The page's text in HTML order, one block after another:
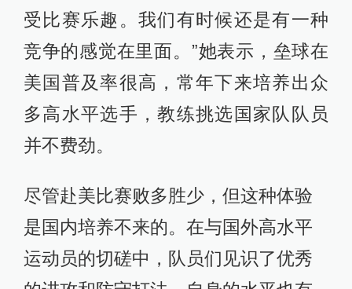
受比赛乐趣。我们有时候还是有一种
竞争的感觉在里面。”她表示，垒球在
美国普及率很高，常年下来培养出众
多高水平选手，教练挑选国家队队员
并不费劲。
尽管赴美比赛败多胜少，但这种体验
是国内培养不来的。在与国外高水平
运动员的切磋中，队员们见识了优秀